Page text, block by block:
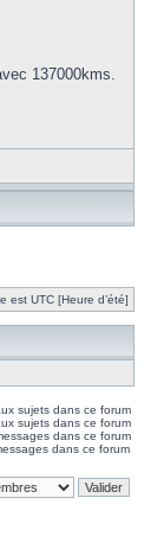
137000kms.
est UTC [Heure d’été]
sujets dans ce forum
sujets dans ce forum
dans ce forum
dans ce forum